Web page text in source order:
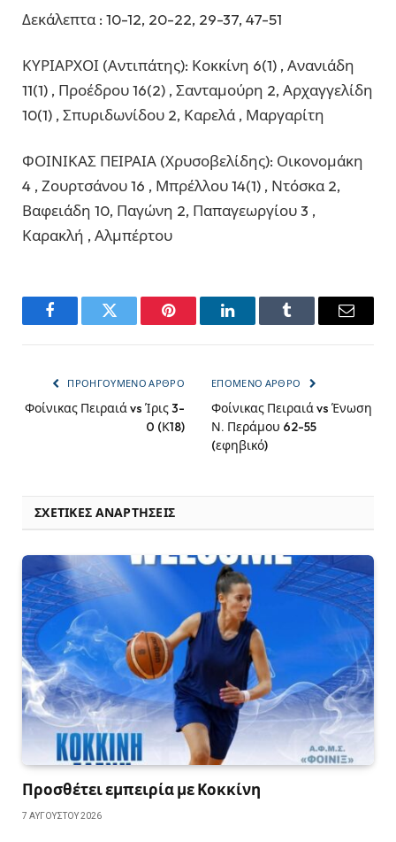
Δεκάλεπτα : 10-12, 20-22, 29-37, 47-51
ΚΥΡΙΑΡΧΟΙ (Αντιπάτης): Κοκκίνη 6(1) , Ανανιάδη
11(1) , Προέδρου 16(2) , Σανταμούρη 2, Αρχαγγελίδη
10(1) , Σπυριδωνίδου 2, Καρελά , Μαργαρίτη
ΦΟΙΝΙΚΑΣ ΠΕΙΡΑΙΑ (Χρυσοβελίδης): Οικονομάκη
4 , Ζουρτσάνου 16 , Μπρέλλου 14(1) , Ντόσκα 2,
Βαφειάδη 10, Παγώνη 2, Παπαγεωργίου 3 ,
Καρακλή , Αλμπέρτου
FacebookTwitter Pinterest LinkedInTumblr Email
ΠΡΟΗΓΟΎΜΕΝΟ ΆΡΘΡΟ
Φοίνικας Πειραιά vs Ίρις 3-
0 (Κ18)
ΕΠΌΜΕΝΟ ΆΡΘΡΟ
Φοίνικας Πειραιά vs Ένωση
Ν. Περάμου 62-55
(εφηβικό)
ΣΧΕΤΙΚΈΣ ΑΝΑΡΤΉΣΕΙΣ
Προσθέτει εμπειρία με Κοκκίνη
7 ΑΥΓΟΎΣΤΟΥ 2026